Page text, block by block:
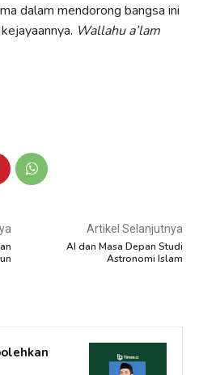
dalam mendorong bangsa ini
Wallahu a’lam
Artikel Selanjutnya
AI dan Masa Depan Studi
Astronomi Islam